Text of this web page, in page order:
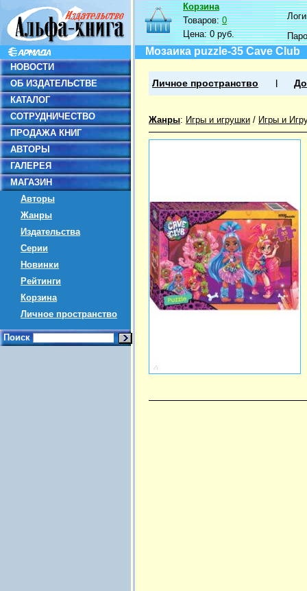
НОВОСТИ
ОБ ИЗДАТЕЛЬСТВЕ
КАТАЛОГ
СОТРУДНИЧЕСТВО
ПРОДАЖА КНИГ
АВТОРЫ
ГАЛЕРЕЯ
МАГАЗИН
Авторы
Жанры
Издательства
Серии
Новинки
Рейтинги
Корзина
Личное пространство
Поиск
Корзина
Товаров:0
Цена:0 руб.
Мозаика puzzle-35 Cave Club
Личное пространство
Жанры: Игры и игрушки / Игры и